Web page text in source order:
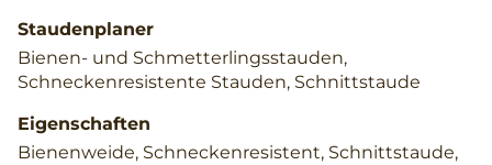
Staudenplaner
Bienen- und Schmetterlingsstauden,
Schneckenresistente Stauden, Schnittstaude
Eigenschaften
Bienenweide, Schneckenresistent, Schnittstaude,